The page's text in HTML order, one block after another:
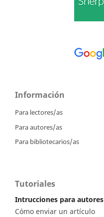
Información
Para lectores/as
Para autores/as
Para bibliotecarios/as
Tutoriales
Intrucciones para autores
Cómo enviar un artículo